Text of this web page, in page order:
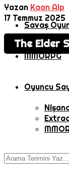
Savaş
MMORPG
Oyuncu
Yazan Kaan Alp
17 Temmuz 2025
The Elder